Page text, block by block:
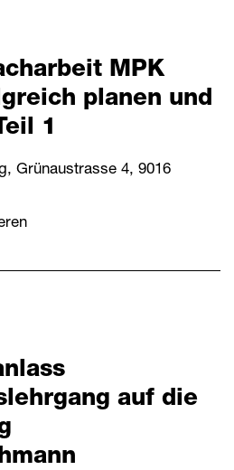
MPK
planen und
1
Grünaustrasse 4, 9016
auf die